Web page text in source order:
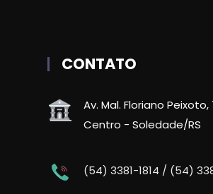
CONTATO
Av. Mal. Floriano Peixoto,
Centro - Soledade/RS
(54) 3381-1814 / (54)